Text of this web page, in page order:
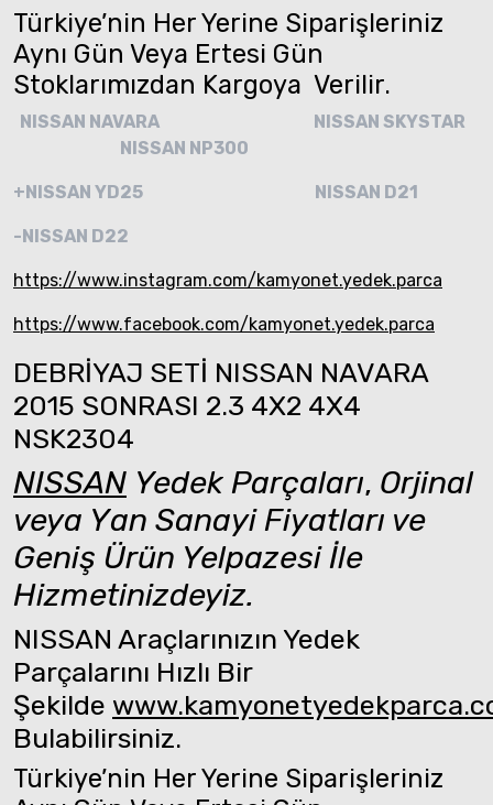
Türkiye’nin Her Yerine Siparişleriniz
Aynı Gün Veya Ertesi Gün
Stoklarımızdan Kargoya Verilir.
NISSAN NAVARA
NISSAN SKYSTAR
NISSAN NP300
+NISSAN YD25 NISSAN D21
-NISSAN D22
https://www.instagram.com/kamyonet.yedek.parca
https://www.facebook.com/kamyonet.yedek.parca
DEBRİYAJ SETİ NISSAN NAVARA
2015 SONRASI 2.3 4X2 4X4
NSK2304
NISSAN Yedek Parçaları, Orjinal
veya Yan Sanayi Fiyatları ve
Geniş Ürün Yelpazesi İle
Hizmetinizdeyiz.
NISSAN Araçlarınızın Yedek
Parçalarını Hızlı Bir
Şekilde
Bulabilirsiniz.
Türkiye’nin Her Yerine Siparişleriniz